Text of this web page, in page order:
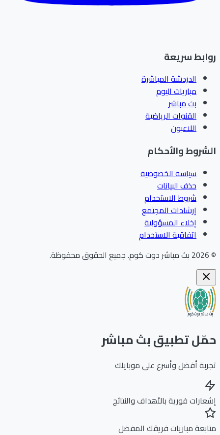
سريعة
الدردشة المباشرة
مباريات اليوم
بث مباشر
القنوات الرياضية
اللاعبون
والأحكام
سياسة الخصوصية
حذف البيانات
شروط الاستخدام
إرشادات المجتمع
إخلاء المسؤولية
اتفاقية الاستخدام
بث مباشر دوت كوم.جميع الحقوق محفوظة.
تطبيق بث مباشر
أفضل وأسرع على موبايلك
فورية بالأهداف والنتائج
مباريات فريقك المفضل